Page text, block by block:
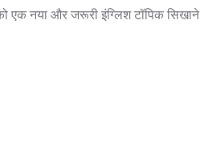
नया और जरूरी इंग्लिश टॉपिक सिखाने